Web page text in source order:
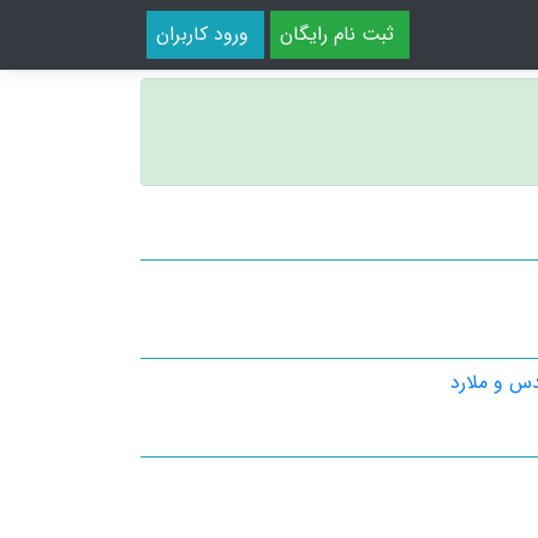
ثبت نام رایگان ورود کاربران
و ملارد